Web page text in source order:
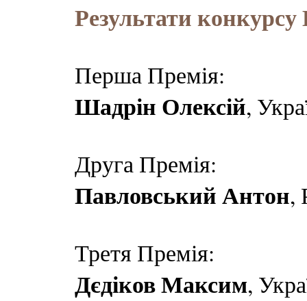
Результати конкурсу
Перша Премія:
Шадрін Олексій,
Друга Премія:
Павловський Антон,
Третя Премія:
Дєдіков Максим,